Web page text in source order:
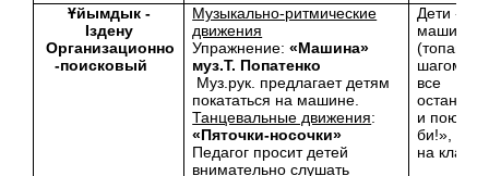
Ұйымдык -
Іздену
Организационно
-поисковый
Музыкально-ритмические
движения
Упражнение:«Машина»
муз.Т. Попатенко
Муз.рук. предлагает детям
покататься на машине.
Танцевальные движения:
«Пяточки-носочки»
Педагог просит детей
внимательно слушать
Дети
машине»
шагом)
все
и поют:
би!»,
на